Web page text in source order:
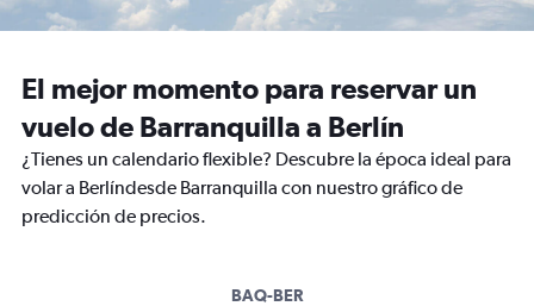
El mejor momento para reservar un
vuelo de Barranquilla a Berlín
¿Tienes un calendario flexible? Descubre la época ideal para
volar a Berlíndesde Barranquilla con nuestro gráfico de
predicción de precios.
BAQ-BER